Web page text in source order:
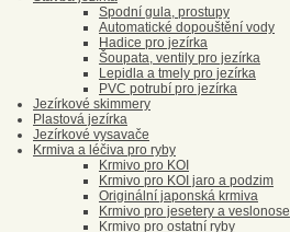
Spodní gula, prostupy
Automatické dopouštění vody
Hadice pro jezírka
Šoupata, ventily pro jezírka
Lepidla a tmely pro jezírka
PVC potrubí pro jezírka
Jezírkové skimmery
Plastová jezírka
Jezírkové vysavače
Krmiva a léčiva pro ryby
Krmivo pro KOI
Krmivo pro KOI jaro a podzim
Originální japonská krmiva
Krmivo pro jesetery a veslonose
Krmivo pro ostatní ryby